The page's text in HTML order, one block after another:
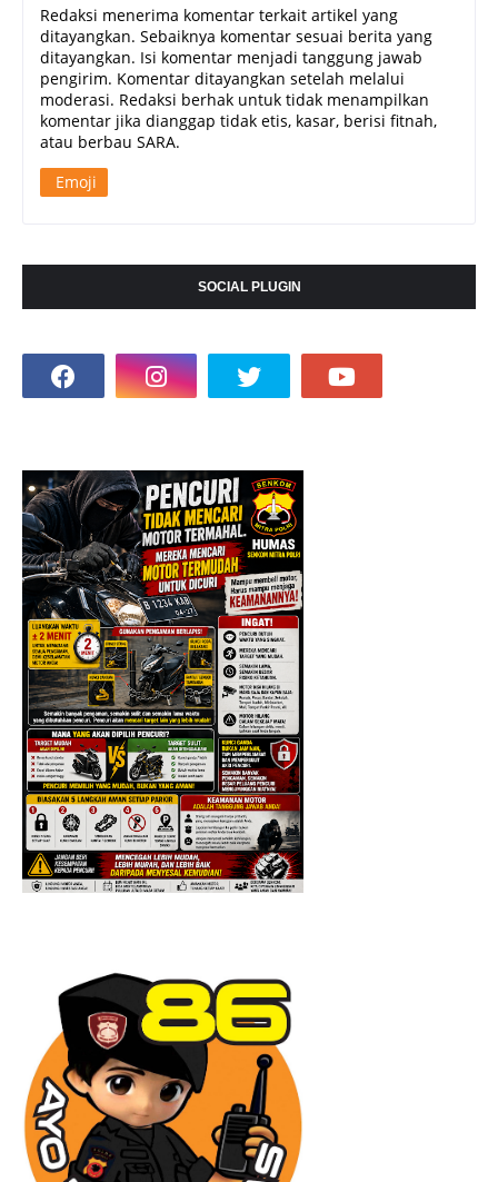
Redaksi menerima komentar terkait artikel yang
ditayangkan. Sebaiknya komentar sesuai berita yang
ditayangkan. Isi komentar menjadi tanggung jawab
pengirim. Komentar ditayangkan setelah melalui
moderasi. Redaksi berhak untuk tidak menampilkan
komentar jika dianggap tidak etis, kasar, berisi fitnah,
atau berbau SARA.
Emoji
SOCIAL PLUGIN